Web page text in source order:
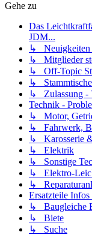
Gehe zu
Das
JDM...
↳ Neuigkeiten
↳ Mitglieder
↳ Off-Topic
↳
↳ Zulassung -
Technik -
↳ Motor,
↳ Fahrwerk,
↳ Karosserie
↳ Elektrik
↳ Sonstige
↳ Elektro-
↳
Ersatzteile
↳ Baugleiche
↳ Biete
↳ Suche